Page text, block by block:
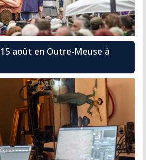
août en Outre-Meuse à